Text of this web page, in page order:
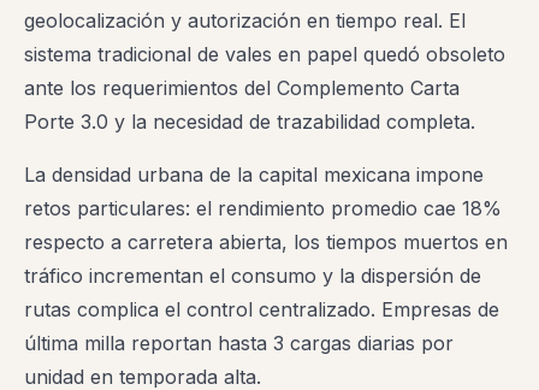
geolocalización y autorización en tiempo real. El
sistema tradicional de vales en papel quedó obsoleto
ante los requerimientos del Complemento Carta
Porte 3.0 y la necesidad de trazabilidad completa.
La densidad urbana de la capital mexicana impone
retos particulares: el rendimiento promedio cae 18%
respecto a carretera abierta, los tiempos muertos en
tráfico incrementan el consumo y la dispersión de
rutas complica el control centralizado. Empresas de
última milla reportan hasta 3 cargas diarias por
unidad en temporada alta.